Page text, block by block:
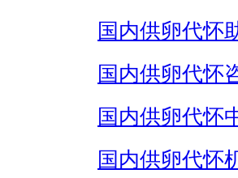
国内供卵代怀
国内供卵代怀
国内供卵代怀
国内供卵代怀